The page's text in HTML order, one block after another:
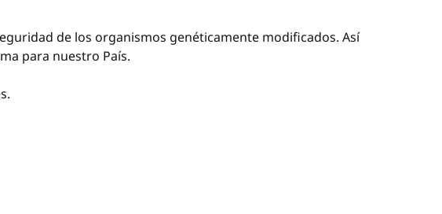
de los organismos genéticamente modificados. Así
para nuestro País.